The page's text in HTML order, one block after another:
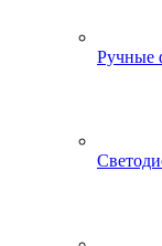
Ручные